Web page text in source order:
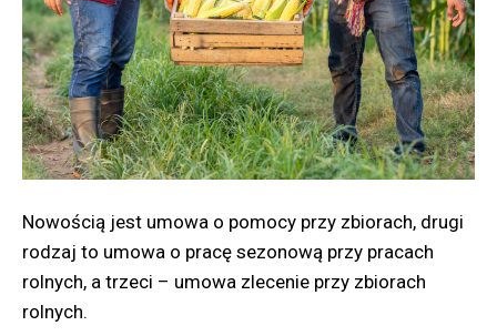
kosztach produkcji od wartości rynkowej jako funkcji
popytu i podaży [Laskowska 2013, s. 12.]
Współcześnie nastąpił rozwój różnych rodzajów
wartości, najważniejsze z nich zostały przedstawione
na rysunku 2 wraz z ich podstawową definicją.
realizowane są dostawy paliwa wodorowego
do tankowania autobusów. Do tej pory na potrzeby
MPK w Krakowie dostarczono niemal 2,5 tony paliwa
wodorowego.
Źródło: ORLEN
Nowością jest umowa o pomocy przy zbiorach, drugi
rodzaj to umowa o pracę sezonową przy pracach
rolnych, a trzeci – umowa zlecenie przy zbiorach
rolnych.